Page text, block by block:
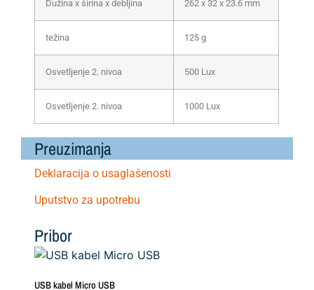
Dužina x širina x debljina 262 x 32 x 23.6 mm
težina 125 g
Osvetljenje 2. nivoa 500 Lux
Osvetljenje 2. nivoa 1000 Lux
Preuzimanja
Deklaracija o usaglašenosti
Uputstvo za upotrebu
Pribor
USB kabel Micro USB